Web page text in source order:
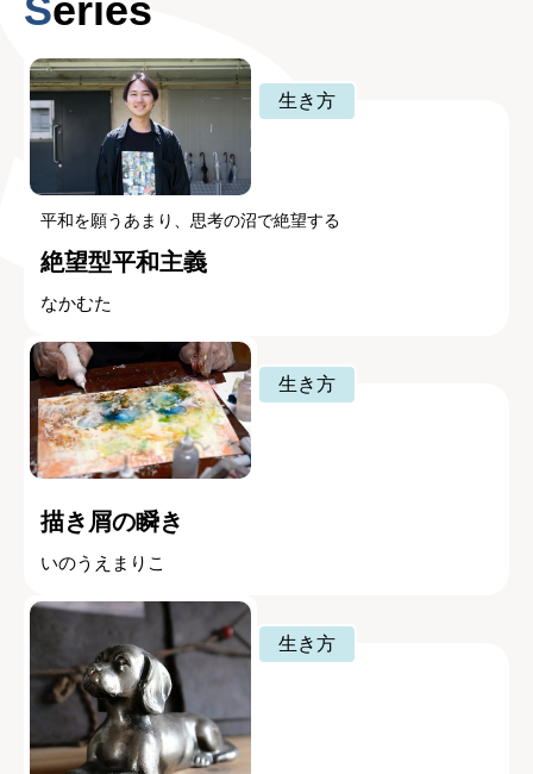
生き方
平和を願うあまり、思考の沼で絶望する
絶望型平和主義
なかむた
生き方
描き屑の瞬き
いのうえまりこ
生き方